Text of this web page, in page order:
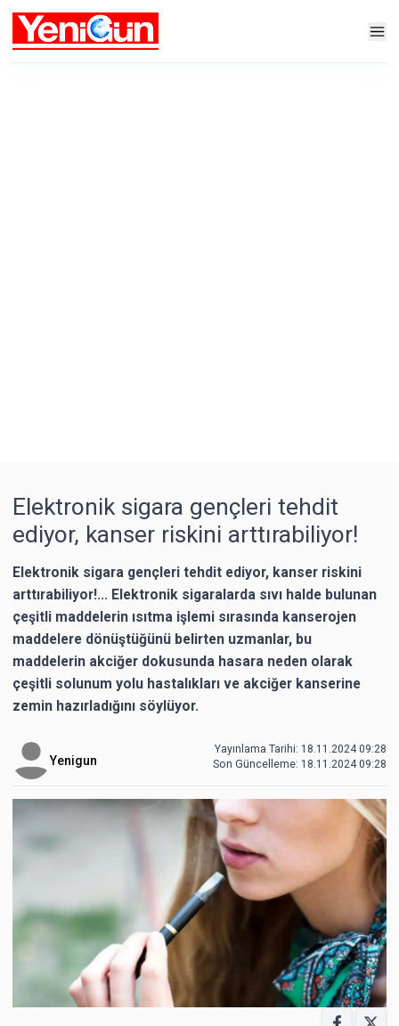
Elektronik sigara gençleri tehdit
ediyor, kanser riskini arttırabiliyor!
Elektronik sigara gençleri tehdit ediyor, kanser riskini
arttırabiliyor!... Elektronik sigaralarda sıvı halde bulunan
çeşitli maddelerin ısıtma işlemi sırasında kanserojen
maddelere dönüştüğünü belirten uzmanlar, bu
maddelerin akciğer dokusunda hasara neden olarak
çeşitli solunum yolu hastalıkları ve akciğer kanserine
zemin hazırladığını söylüyor.
Yenigun
Yayınlama Tarihi: 18.11.2024 09:28
Son Güncelleme: 18.11.2024 09:28